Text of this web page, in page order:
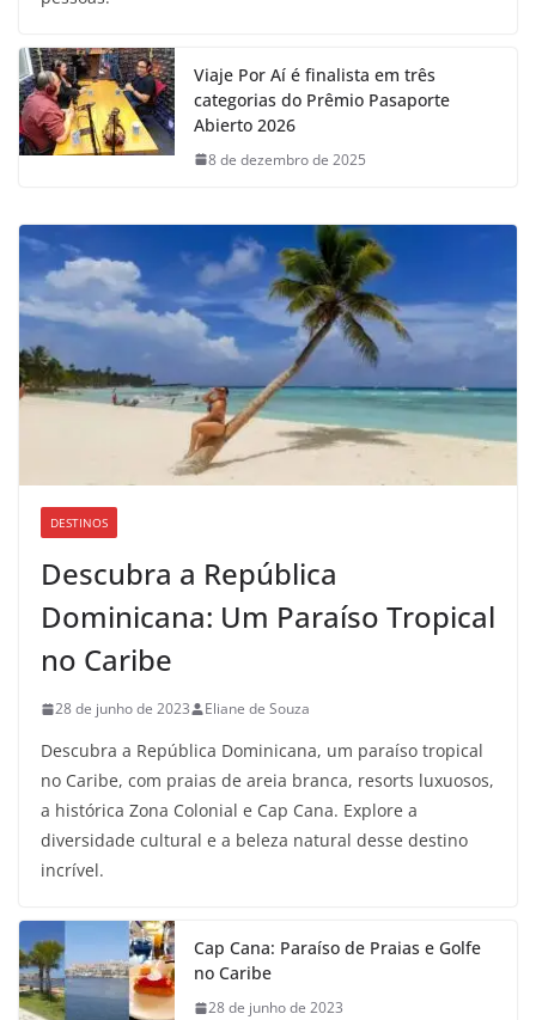
Viaje Por Aí é finalista em três
categorias do Prêmio Pasaporte
Abierto 2026
8 de dezembro de 2025
DESTINOS
Descubra a República
Dominicana: Um Paraíso Tropical
no Caribe
28 de junho de 2023 Eliane de Souza
Descubra a República Dominicana, um paraíso tropical
no Caribe, com praias de areia branca, resorts luxuosos,
a histórica Zona Colonial e Cap Cana. Explore a
diversidade cultural e a beleza natural desse destino
incrível.
Cap Cana: Paraíso de Praias e Golfe
no Caribe
28 de junho de 2023